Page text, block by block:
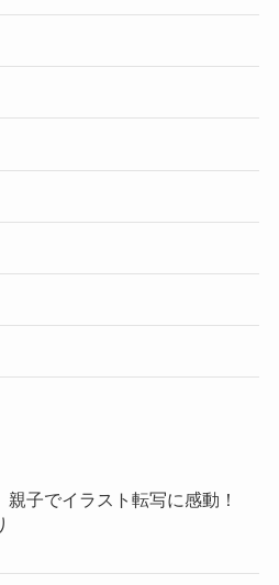
親子でイラスト転写に感動！